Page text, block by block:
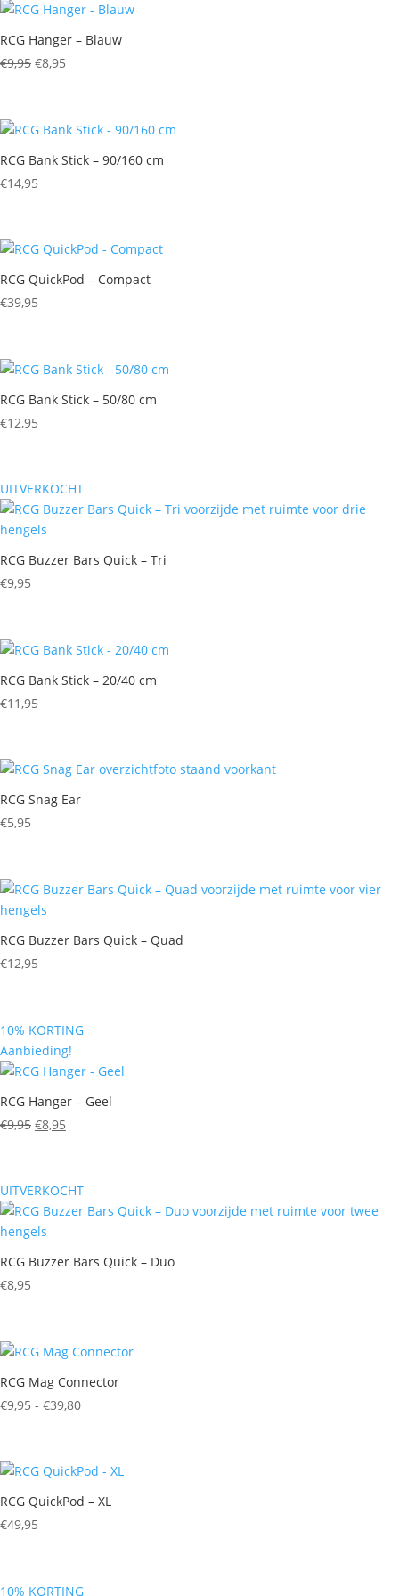
RCG Hanger – Blauw
€9,95 Oorspronkelijke
€9,95.
€8,95
€8,95.
RCG Bank Stick – 90/160 cm
€14,95
RCG QuickPod – Compact
€39,95
RCG Bank Stick – 50/80 cm
€12,95
UITVERKOCHT
RCG Buzzer Bars Quick – Tri
€9,95
RCG Bank Stick – 20/40 cm
€11,95
RCG Snag Ear
€5,95
RCG Buzzer Bars Quick – Quad
€12,95
10% KORTING
Aanbieding!
RCG Hanger – Geel
€9,95 Oorspronkelijke
€9,95.
€8,95
€8,95.
UITVERKOCHT
RCG Buzzer Bars Quick – Duo
€8,95
RCG Mag Connector
€9,95 - €39,80Prijsklasse:
€39,80
RCG QuickPod – XL
€49,95
10% KORTING